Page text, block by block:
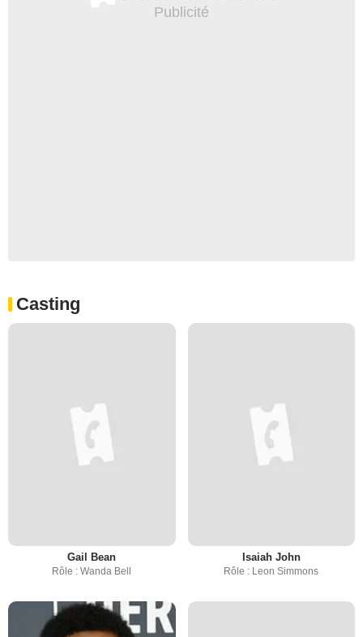
Casting
Gail Bean
Rôle : Wanda Bell
Isaiah John
Rôle : Leon Simmons